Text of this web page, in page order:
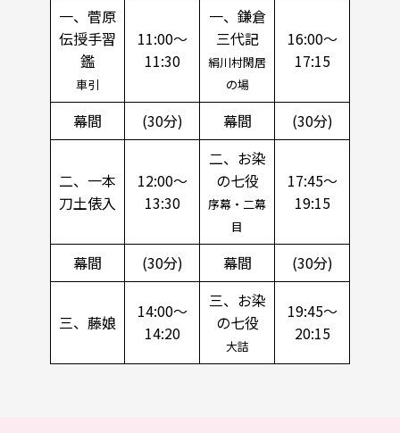
一、菅原
伝授手習
鑑
車引
11:00～
11:30
一、鎌倉
三代記
絹川村閑居
の場
16:00～
17:15
幕間 (30分) 幕間 (30分)
二、一本
刀土俵入
12:00～
13:30
二、お染
の七役
序幕・二幕
目
17:45～
19:15
幕間 (30分) 幕間 (30分)
三、藤娘
14:00～
14:20
三、お染
の七役
大詰
19:45～
20:15